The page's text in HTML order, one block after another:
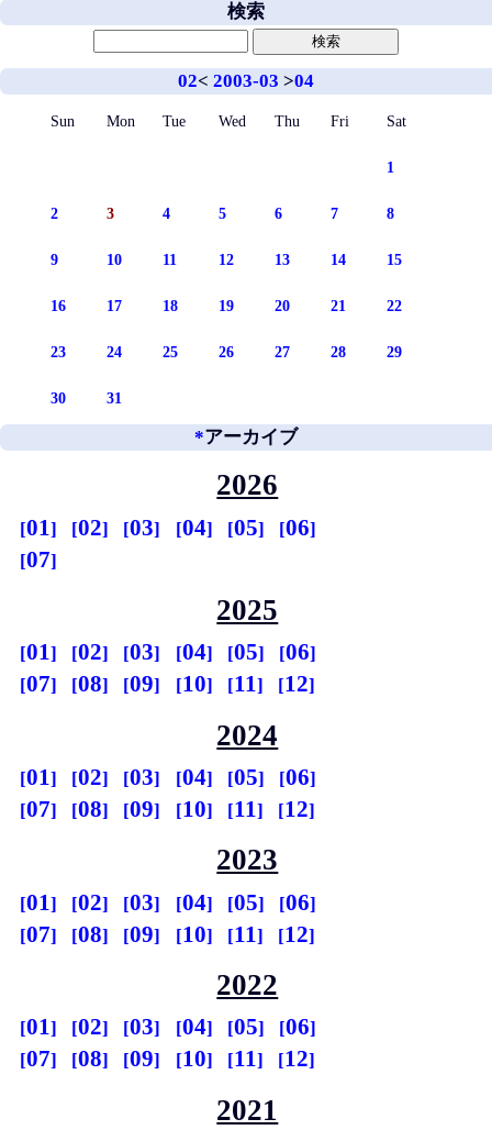
検索
02< 2003-03 >04
Sun Mon Tue Wed Thu Fri Sat
1
2 3 4 5 6 7 8
9 10 11 12 13 14 15
16 17 18 19 20 21 22
23 24 25 26 27 28 29
30 31
*アーカイブ
2026
01 02 03 04 05
06
07
2025
01 02 03 04 05
06
07
08 09 10 11 12
2024
01 02 03 04 05
06
07
08 09 10 11 12
2023
01 02 03 04 05
06
07
08 09 10 11 12
2022
01 02 03 04 05
06
07
08 09 10 11 12
2021